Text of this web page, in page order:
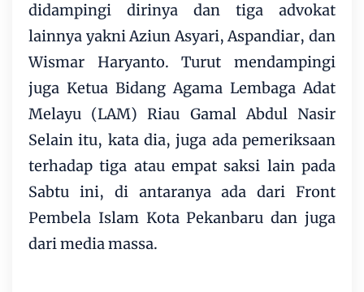
didampingi dirinya dan tiga advokat
lainnya yakni Aziun Asyari, Aspandiar, dan
Wismar Haryanto. Turut mendampingi
juga Ketua Bidang Agama Lembaga Adat
Melayu (LAM) Riau Gamal Abdul Nasir
Selain itu, kata dia, juga ada pemeriksaan
terhadap tiga atau empat saksi lain pada
Sabtu ini, di antaranya ada dari Front
Pembela Islam Kota Pekanbaru dan juga
dari media massa.